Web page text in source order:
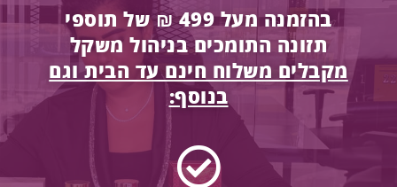
בהזמנה מעל 499 ₪ של תוספי
תזונה התומכים בניהול משקל
מקבלים משלוח חינם עד הבית וגם
בנוסף: